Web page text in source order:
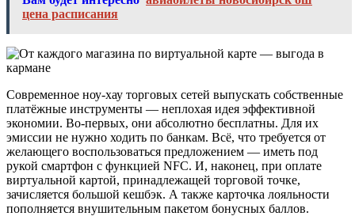
цена расписания
Современное ноу-хау торговых сетей выпускать собственные
платёжные инструменты — неплохая идея эффективной
экономии. Во-первых, они абсолютно бесплатны. Для их
эмиссии не нужно ходить по банкам. Всё, что требуется от
желающего воспользоваться предложением — иметь под
рукой смартфон с функцией NFC. И, наконец, при оплате
виртуальной картой, принадлежащей торговой точке,
зачисляется большой кешбэк. А также карточка лояльности
пополняется внушительным пакетом бонусных баллов.